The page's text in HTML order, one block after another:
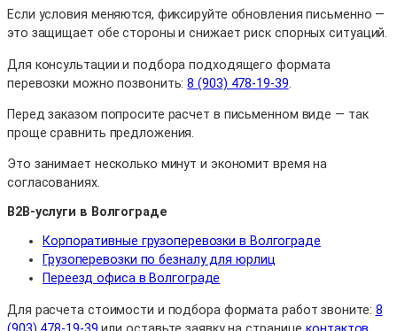
Если условия меняются, фиксируйте обновления письменно —
это защищает обе стороны и снижает риск спорных ситуаций.
Для консультации и подбора подходящего формата
перевозки можно позвонить:8 (903) 478-19-39
Перед заказом попросите расчет в письменном виде — так
проще сравнить предложения.
Это занимает несколько минут и экономит время на
согласованиях.
B2B-услуги в Волгограде
Корпоративные грузоперевозки в Волгограде
Грузоперевозки по безналу для юрлиц
Переезд офиса в Волгограде
Для расчета стоимости и подбора формата работ звоните: 8
(903) 478-19-39 или оставьте заявку на страницеконтактов